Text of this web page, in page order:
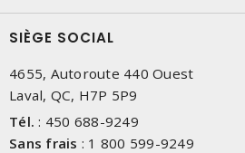
SIÈGE SOCIAL
4655, Autoroute 440 Ouest
Laval, QC, H7P 5P9
Tél. : 450 688-9249
Sans frais : 1 800 599-9249